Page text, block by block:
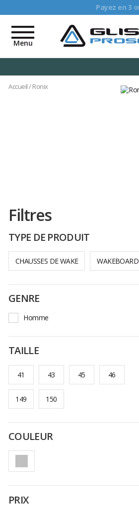
Toggle
navigation
Menu
Accueil/Ronix
Filtres
TYPE DE PRODUIT
CHAUSSES DE WAKE WAKEBOARD
GENRE
Homme
TAILLE
41 43 45 46
149 150
COULEUR
PRIX